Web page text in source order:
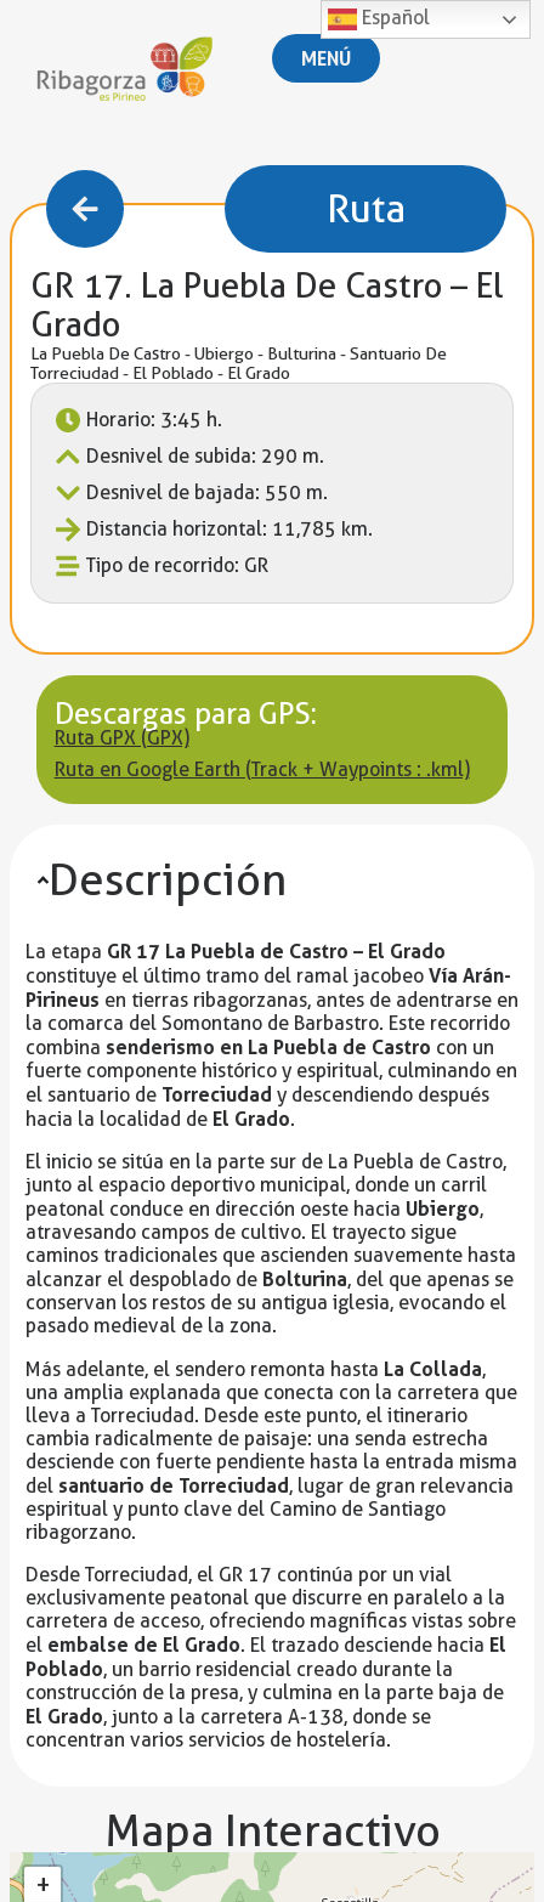
MENÚ
Ruta
GR 17. La Puebla De Castro – El
Grado
La Puebla De Castro - Ubiergo - Bulturina - Santuario De
Torreciudad - El Poblado - El Grado
Horario: 3:45 h.
Desnivel de subida: 290 m.
Desnivel de bajada: 550 m.
Distancia horizontal: 11,785 km.
Tipo de recorrido: GR
Descargas para GPS:
Ruta GPX (GPX)
Ruta en Google Earth (Track + Waypoints : .kml)
Descripción
La etapa GR 17 La Puebla de Castro – El Grado
constituye el último tramo del ramal jacobeo Vía Arán-
Pirineus en tierras ribagorzanas, antes de adentrarse en
la comarca del Somontano de Barbastro. Este recorrido
combina senderismo en La Puebla de Castro con un
fuerte componente histórico y espiritual, culminando en
el santuario de Torreciudad y descendiendo después
hacia la localidad de El Grado.
El inicio se sitúa en la parte sur de La Puebla de Castro,
junto al espacio deportivo municipal, donde un carril
peatonal conduce en dirección oeste hacia Ubiergo,
atravesando campos de cultivo. El trayecto sigue
caminos tradicionales que ascienden suavemente hasta
alcanzar el despoblado de Bolturina, del que apenas se
conservan los restos de su antigua iglesia, evocando el
pasado medieval de la zona.
Más adelante, el sendero remonta hasta La Collada,
una amplia explanada que conecta con la carretera que
lleva a Torreciudad. Desde este punto, el itinerario
cambia radicalmente de paisaje: una senda estrecha
desciende con fuerte pendiente hasta la entrada misma
del santuario de Torreciudad, lugar de gran relevancia
espiritual y punto clave del Camino de Santiago
ribagorzano.
Desde Torreciudad, el GR 17 continúa por un vial
exclusivamente peatonal que discurre en paralelo a la
carretera de acceso, ofreciendo magníficas vistas sobre
el embalse de El Grado. El trazado desciende hacia El
Poblado, un barrio residencial creado durante la
construcción de la presa, y culmina en la parte baja de
El Grado, junto a la carretera A-138, donde se
concentran varios servicios de hostelería.
Mapa Interactivo
+
Español